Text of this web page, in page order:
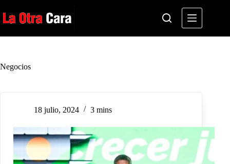
al
contenido
Negocios
18 julio, 2024 3 mins